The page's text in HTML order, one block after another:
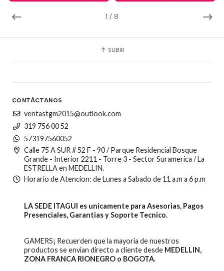
1 / 8
SUBIR
CONTÁCTANOS
ventastgm2015@outlook.com
319 756 00 52
573197560052
Calle 75 A SUR # 52 F - 90 / Parque Residencial Bosque
Grande - Interior 2211 - Torre 3 - Sector Suramerica / La
ESTRELLA en MEDELLIN.
Horario de Atencion: de Lunes a Sabado de 11 a.m a 6 p.m
LA SEDE ITAGUI es unicamente para Asesorias, Pagos
Presenciales, Garantias y Soporte Tecnico.
GAMERS¡ Recuerden que la mayoria de nuestros
productos se envian directo a cliente desde MEDELLIN,
ZONA FRANCA RIONEGRO o BOGOTA.